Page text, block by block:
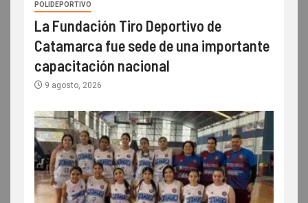
POLIDEPORTIVO
La Fundación Tiro Deportivo de
Catamarca fue sede de una importante
capacitación nacional
9 agosto, 2026